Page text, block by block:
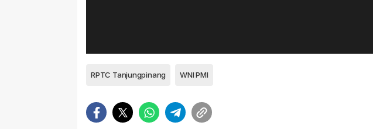
RPTC Tanjungpinang WNI PMI